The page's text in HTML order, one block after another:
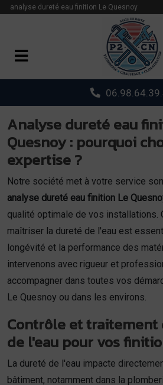
analyse dureté eau finition Le Quesnoy
Analyse dureté eau
Quesnoy : pourquoi
expertise ?
Notre société met à votre service
analyse dureté eau finition Le
qualité optimale de vos installations.
maîtriser la dureté de l'eau est
longévité et la performance des
intervenons avec rigueur et
accompagner dans toutes vos
Le Quesnoy ou dans les environs.
Contrôle et traitement
de l'eau pour vos
La dureté de l'eau impacte
bâtiment, notamment dans la
Panneau de gestion des cookies